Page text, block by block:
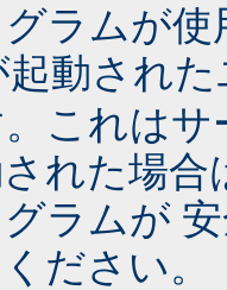
ラムが
起動され
これは
れた場合
ラムが
ださい。